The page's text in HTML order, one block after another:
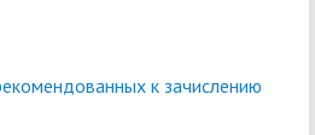
к зачислению